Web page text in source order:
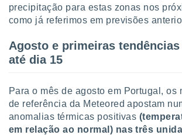
precipitação para estas zonas nos
como já referimos em previsões
Agosto e primeiras
até dia 15
Para o mês de agosto em Portugal, os
de referência da Meteored apostam
anomalias térmicas positivas
em relação ao normal) nas três